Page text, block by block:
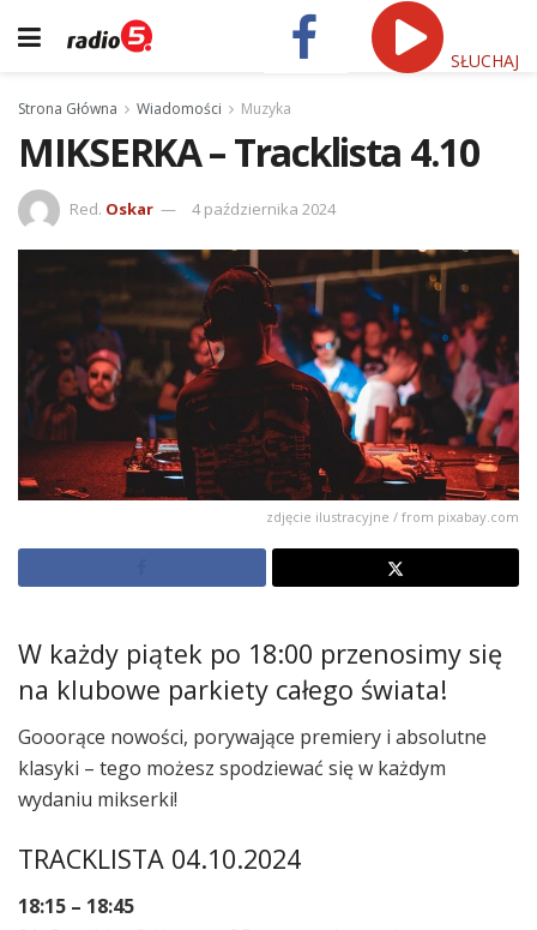
SŁUCHAJ
Strona Główna Wiadomości Muzyka
MIKSERKA – Tracklista 4.10
Red. Oskar 4 października 2024
zdjęcie ilustracyjne / from pixabay.com
W każdy piątek po 18:00 przenosimy się
na klubowe parkiety całego świata!
Gooorące nowości, porywające premiery i absolutne
klasyki – tego możesz spodziewać się w każdym
wydaniu mikserki!
TRACKLISTA 04.10.2024
18:15 – 18:45